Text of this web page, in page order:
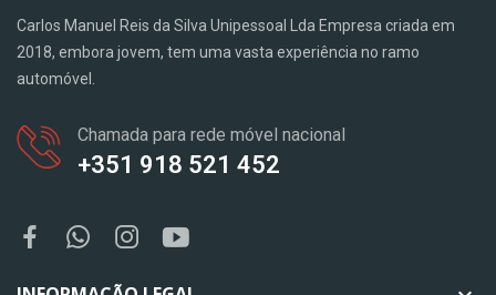
Carlos Manuel Reis da Silva Unipessoal Lda Empresa criada em
2018, embora jovem, tem uma vasta experiência no ramo
automóvel.
Chamada para rede móvel nacional
+351 918 521 452